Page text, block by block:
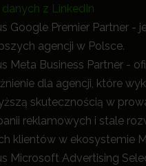
danych z LinkedIn
Google Premier Partner -
agencji w Polsce.
Meta Business Partner -
dla agencji, które
skutecznością w
reklamowych i stale
klientów w ekosystemie
Microsoft Advertising